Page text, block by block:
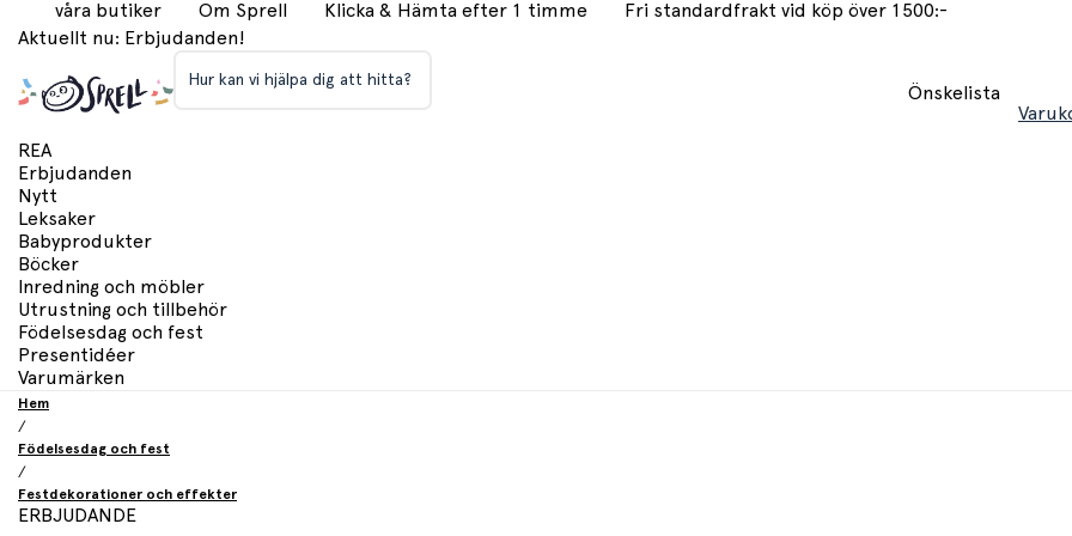
våra butiker Om Sprell Klicka & Hämta efter 1 timme
Fri standardfrakt vid köp över 1500:-
Aktuellt nu: Erbjudanden!
Hur kan vi hjälpa dig att hitta?
Önskelista
REA
Erbjudanden
Nytt
Leksaker
Babyprodukter
Böcker
Inredning och möbler
Utrustning och tillbehör
Födelsesdag och fest
Presentidéer
Varumärken
Hem
/
Födelsesdag och fest
/
Festdekorationer och effekter
ERBJUDANDE